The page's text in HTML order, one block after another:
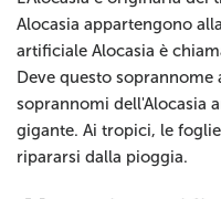
Alocasia appartengono
artificiale Alocasia è
Deve questo
soprannomi dell'Alocasia
gigante. Ai tropici, le
ripararsi dalla pioggia.